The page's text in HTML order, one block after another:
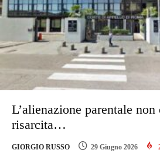
L’alienazione parentale non
risarcita…
GIORGIO RUSSO 29 Giugno 2026